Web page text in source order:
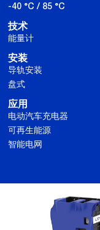
-40 °C / 85 °C
技术
能量计
安装
导轨安装
盘式
应用
电动汽车充电器
可再生能源
智能电网